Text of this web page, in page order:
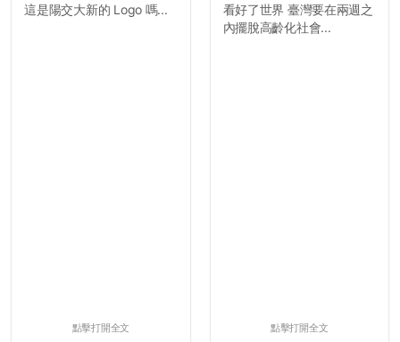
這是陽交大新的 Logo 嗎...
點擊打開全文
看好了世界 臺灣要在兩週之
內擺脫高齡化社會...
點擊打開全文